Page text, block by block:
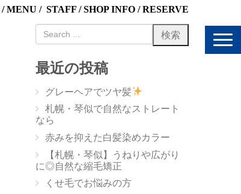
/MENU / STAFF /SHOP INFO /RESERVE
N
最近の投稿
グレーヘアでツヤ髪
札幌・琴似で自然なストレート
なら
赤みを抑えた白髪染めカラー
【札幌・琴似】うねりや広がり
に◎自然な縮毛矯正
くせ毛でお悩みの方